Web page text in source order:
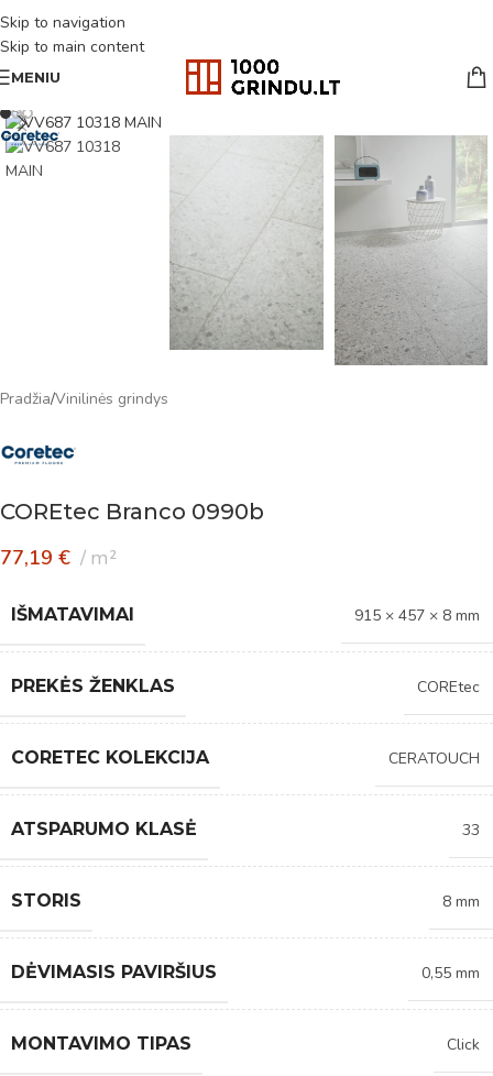
Skip to navigation
Skip to main content
MENIU
Pradžia/Vinilinės grindys
COREtec Branco 0990b
77,19 € m²
IŠMATAVIMAI 915 × 457 × 8 mm
PREKĖS ŽENKLAS COREtec
CORETEC KOLEKCIJA CERATOUCH
ATSPARUMO KLASĖ 33
STORIS 8 mm
DĖVIMASIS PAVIRŠIUS 0,55 mm
MONTAVIMO TIPAS Click